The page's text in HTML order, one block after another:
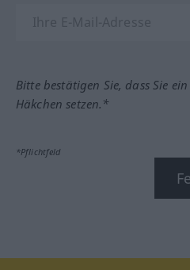
Bitte bestätigen Sie, dass Sie
Häkchen setzen.*
*Pflichtfeld